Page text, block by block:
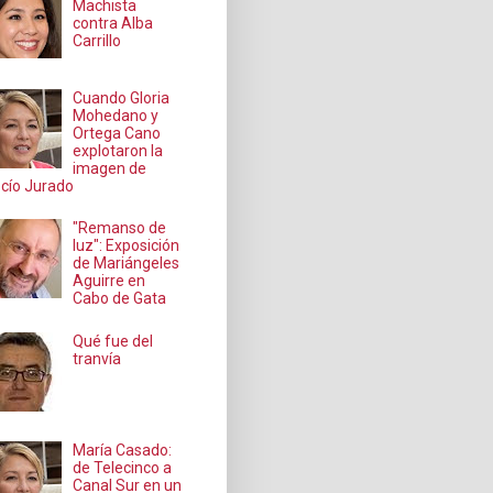
Machista
contra Alba
Carrillo
Cuando Gloria
Mohedano y
Ortega Cano
explotaron la
imagen de
Jurado
"Remanso de
luz": Exposición
de Mariángeles
Aguirre en
Cabo de Gata
Qué fue del
tranvía
María Casado:
de Telecinco a
Canal Sur en un